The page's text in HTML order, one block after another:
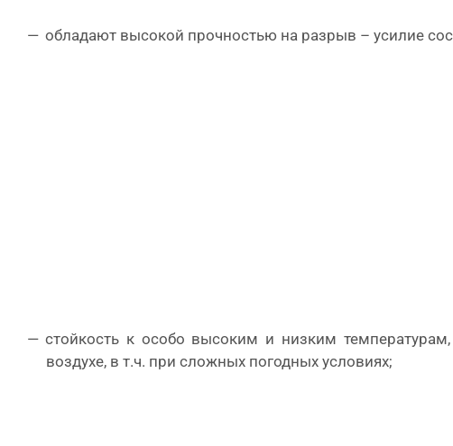
обладают высокой прочностью на разрыв – усилие
стойкость к особо высоким и низким
воздухе, в т.ч. при сложных погодных условиях;